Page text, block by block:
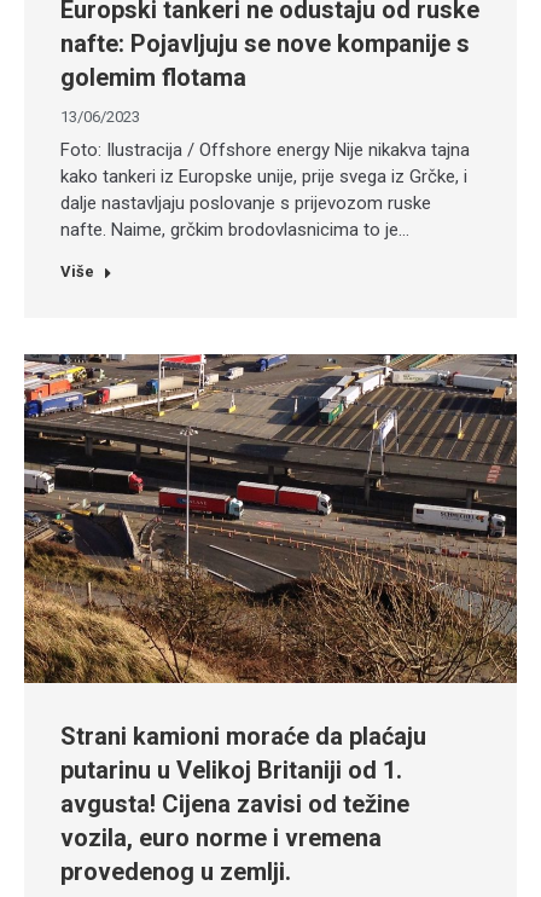
Europski tankeri ne odustaju od ruske
nafte: Pojavljuju se nove kompanije s
golemim flotama
13/06/2023
Foto: Ilustracija / Offshore energy Nije nikakva tajna
kako tankeri iz Europske unije, prije svega iz Grčke, i
dalje nastavljaju poslovanje s prijevozom ruske
nafte. Naime, grčkim brodovlasnicima to je…
Više
Strani kamioni moraće da plaćaju
putarinu u Velikoj Britaniji od 1.
avgusta! Cijena zavisi od težine
vozila, euro norme i vremena
provedenog u zemlji.